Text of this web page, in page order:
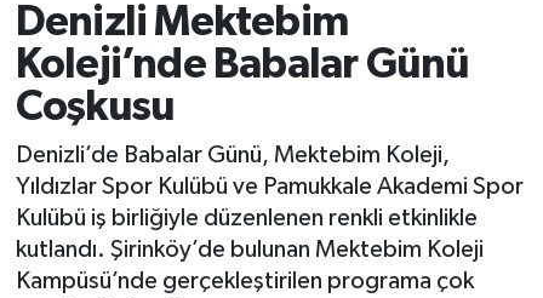
Denizli Mektebim
Koleji’nde Babalar Günü
Coşkusu
Denizli’de Babalar Günü, Mektebim Koleji,
Yıldızlar Spor Kulübü ve Pamukkale Akademi Spor
Kulübü iş birliğiyle düzenlenen renkli etkinlikle
kutlandı. Şirinköy’de bulunan Mektebim Koleji
Kampüsü’nde gerçekleştirilen programa çok
EKONOMİ
KÜLTÜR SANAT
SPOR
MAGAZİN
ÖZEL HABER
Tüm Manşetler
Son Dakika Haberleri
Haber Arşivi